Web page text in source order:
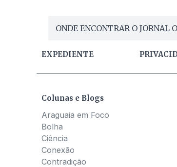
ONDE ENCONTRAR O JORNAL
EXPEDIENTE
Colunas e Blogs
Araguaia em Foco
Bolha
Ciência
Conexão
Contradição